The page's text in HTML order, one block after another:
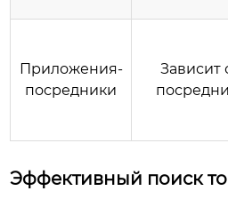
Приложения-
посредники
Зависит
Эффективный поиск